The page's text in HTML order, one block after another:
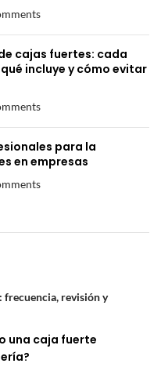
cajas fuertes: cada
incluye y cómo evitar
para la
en empresas
frecuencia, revisión y
una caja fuerte